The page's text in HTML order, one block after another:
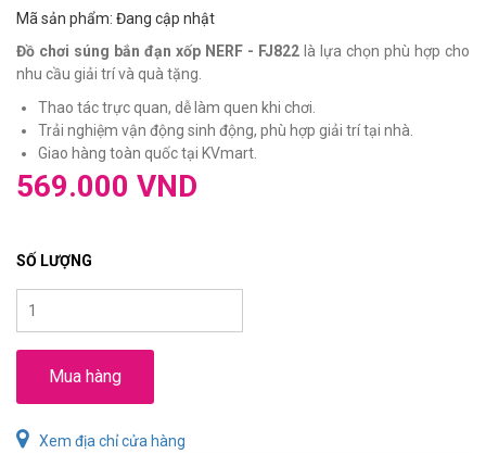
Mã sản phẩm: Đang cập nhật
Đồ chơi súng bắn đạn xốp NERF - FJ822 là lựa chọn phù hợp cho
nhu cầu giải trí và quà tặng.
Thao tác trực quan, dễ làm quen khi chơi.
Trải nghiệm vận động sinh động, phù hợp giải trí tại nhà.
Giao hàng toàn quốc tại KVmart.
569.000 VND
SỐ LƯỢNG
Mua hàng
Xem địa chỉ cửa hàng